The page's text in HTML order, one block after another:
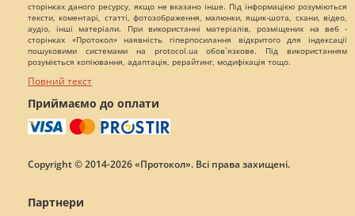
сторінках даного ресурсу, якщо не вказано інше. Під інформацією розуміються
тексти, коментарі, статті, фотозображення, малюнки, ящик-шота, скани, відео,
аудіо, інші матеріали. При використанні матеріалів, розміщених на веб -
сторінках «Протокол» наявність гіперпосилання відкритого для індексації
пошуковими системами на protocol.ua обов`язкове. Під використанням
розуміється копіювання, адаптація, рерайтинг, модифікація тощо.
Повний текст
Приймаємо до оплати
Copyright © 2014-2026 «Протокол». Всі права захищені.
Партнери